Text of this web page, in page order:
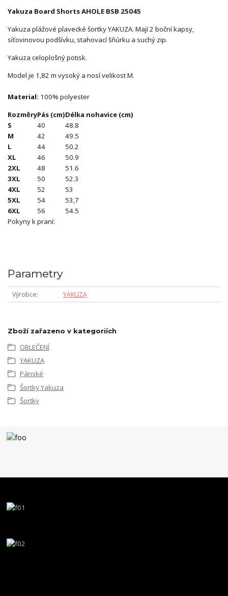
Yakuza Board Shorts AHOLE BSB 25045
Yakuza plážové plavecké šortky YAKUZA. Mají 2 boční kapsy,
síťovinovou podšívku, stahovací šňúrku a suchý zip.
Yakuza celoplošný potisk.
Model je 1,82 m vysoký a nosí velikost M.
Material: 100% polyester
RozměryPás (cm)Délka nohavice (cm)
S
40
48.8
M
42
49.5
L
44
50.2
XL
46
50.9
2XL
48
51.6
3XL
50
52.3
4XL
52
53
5XL
54
53,7
6XL
56
54.5
Pokyny k praní:
Parametry
Výrobce YAKUZA
Zboží zařazeno v kategoriích
OBLEČENÍ
YAKUZA
Pánské
Šortky Yakuza
Šortky